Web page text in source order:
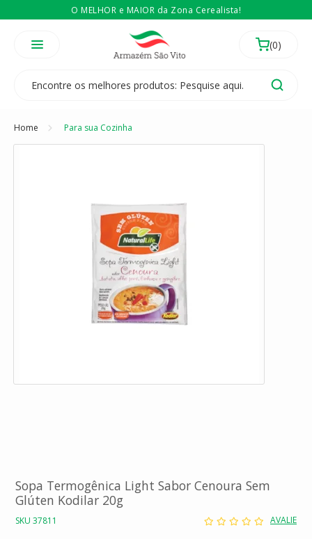
O MELHOR e MAIOR da Zona Cerealista!
Temos 3 lojas físicas na Zona Cerealista de São Paulo!
É revendedor? EntãoCompre no atacado
Home Para sua Cozinha
Sopa Termogênica Light Sabor Cenoura Sem
Glúten Kodilar 20g
SKU 37811 AVALIE